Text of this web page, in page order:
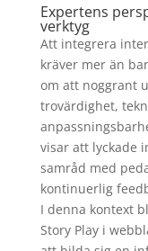
Expertens
verktyg
Att integrera
kräver mer än
om att noggrant
trovärdighet,
visar att lyckade
samråd med
kontinuerlig
I denna kontext
Story Play i